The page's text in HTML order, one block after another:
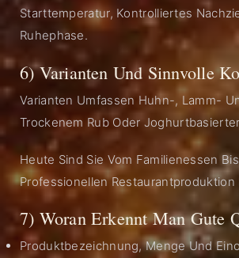
Starttemperatur, Kontrolliertes
Ruhephase.
6) Varianten Und Sinnvolle
Varianten Umfassen Huhn-, Lamm-
Trockenem Rub Oder
Heute Sind Sie Vom Familienessen
Professionellen
7) Woran Erkennt Man Gute
Produktbezeichnung, Menge Und